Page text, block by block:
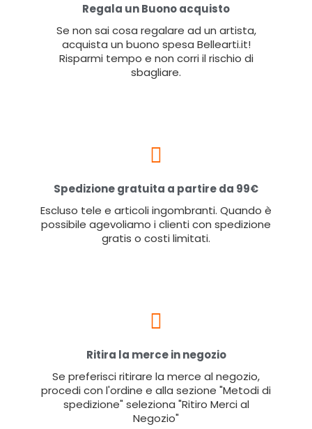
Regala un Buono acquisto
Se non sai cosa regalare ad un artista,
acquista un buono spesa Bellearti.it!
Risparmi tempo e non corri il rischio di
sbagliare.
Spedizione gratuita a partire da 99€
Escluso tele e articoli ingombranti. Quando è
possibile agevoliamo i clienti con spedizione
gratis o costi limitati.
Ritira la merce in negozio
Se preferisci ritirare la merce al negozio,
procedi con l'ordine e alla sezione "Metodi di
spedizione" seleziona "Ritiro Merci al
Negozio"